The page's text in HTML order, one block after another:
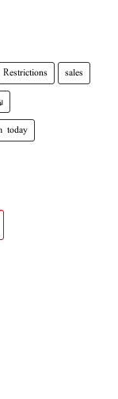
Restrictions sales
today